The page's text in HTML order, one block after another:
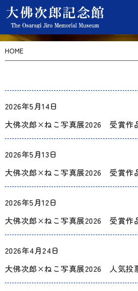
HOME
2026年5月14日
大佛次郎×ねこ写真展2026 受賞
2026年5月13日
大佛次郎×ねこ写真展2026 受賞作
2026年5月12日
大佛次郎×ねこ写真展2026 受賞
2026年4月24日
大佛次郎×ねこ写真展2026 人気投